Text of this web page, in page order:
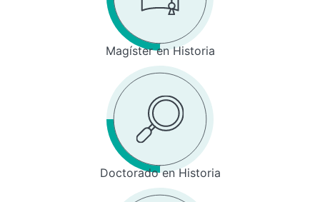
Magíster en Historia
Doctorado en Historia